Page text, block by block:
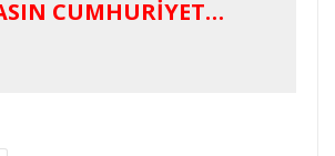
CUMHURİYET…